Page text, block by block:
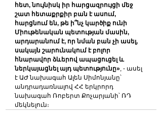
հետ, նույնիսկ իր հարցազրույցի մեջ
շատ հետաքրքիր բան է ասում,
հարցնում են, թե ի՞նչ կարծիք ունի
Միութենական պետության մասին,
արդարանում է, որ նման բան չի ասել,
սակայն շարունակում է բոլոր
հնարավոր ձևերով ապացուցել և
ներկայացնել այդ պետությունը», - ասել
է ԱԺ նախագահ Ալեն Սիմոնյանը՝
անդրադառնալով ՀՀ երկրորդ
նախագահ Ռոբերտ Քոչարյանի՝ ՌԴ
մեկնելուն։